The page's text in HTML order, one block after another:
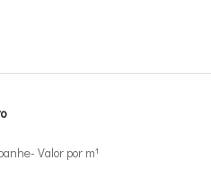
Valor por m¹